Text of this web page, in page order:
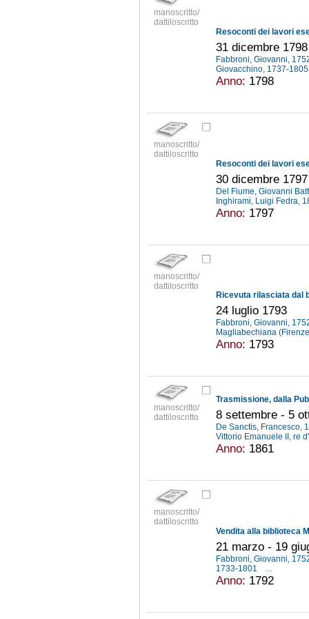
manoscritto/
dattiloscritto
31 dicembre 1798
Fabbroni, Giovanni,
Giovacchino, 1737-
Anno: 1798
manoscritto/
dattiloscritto
30 dicembre
Del Fiume, Giovanni
Inghirami, Luigi Fedra,
Anno: 1797
manoscritto/
dattiloscritto
24 luglio 1793
Fabbroni, Giovanni,
Magliabechiana
Anno: 1793
manoscritto/
dattiloscritto
8 settembre - 5
De Sanctis, Francesco,
Vittorio Emanuele II, re
Anno: 1861
manoscritto/
dattiloscritto
21 marzo - 19
Fabbroni, Giovanni,
1733-1801
...
Anno: 1792